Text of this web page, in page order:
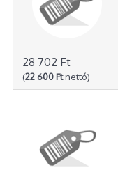
28 702 Ft
(22 600 Ftnettó)